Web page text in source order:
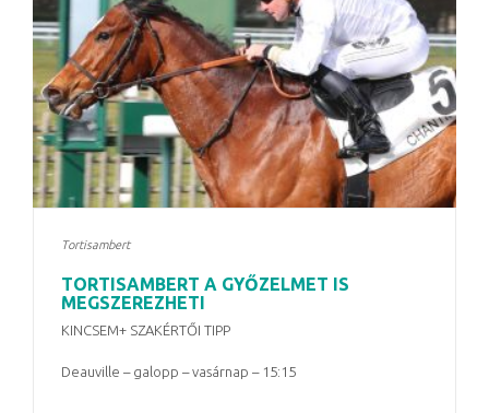
Tortisambert
TORTISAMBERT A GYŐZELMET IS
MEGSZEREZHETI
KINCSEM+ SZAKÉRTŐI TIPP
Deauville – galopp – vasárnap – 15:15